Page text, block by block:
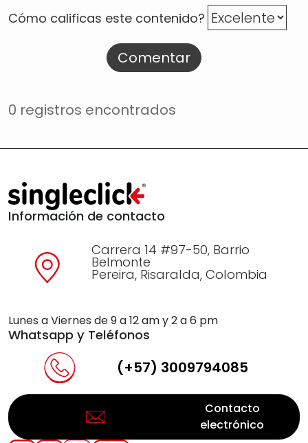
Cómo calificas este contenido?
Comentar
0 registros encontrados
Información de contacto
Carrera 14 #97-50, Barrio
Belmonte
Pereira, Risaralda, Colombia
Lunes a Viernes de 9 a 12 am y 2 a 6 pm
Whatsapp y Teléfonos
(+57) 3009794085
Contacto
electrónico